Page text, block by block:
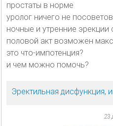
простаты в норме
уролог ничего не
ночные и утренние эрекции
половой акт возможен
это что-импотенция?
и чем можно помочь?
Эректильная дисфункция,
23